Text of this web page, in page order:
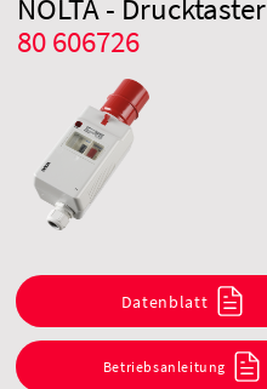
80 606726
NOLTA - Drucktaster
Datenblatt
Betriebsanleitung